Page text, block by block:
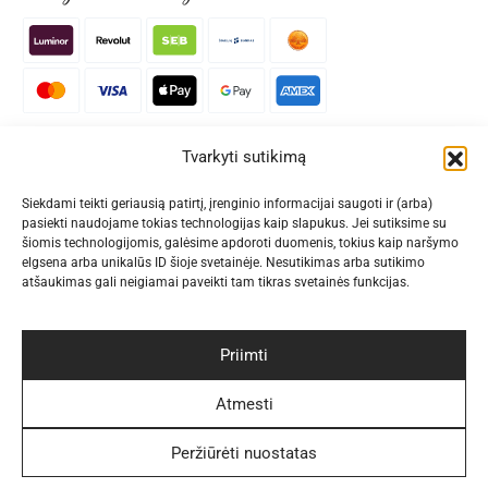
Tvarkyti sutikimą
Siekdami teikti geriausią patirtį, įrenginio informacijai saugoti ir (arba)
pasiekti naudojame tokias technologijas kaip slapukus. Jei sutiksime su
šiomis technologijomis, galėsime apdoroti duomenis, tokius kaip naršymo
elgsena arba unikalūs ID šioje svetainėje. Nesutikimas arba sutikimo
atšaukimas gali neigiamai paveikti tam tikras svetainės funkcijas.
Priimti
Atmesti
Peržiūrėti nuostatas
Patogūs pristatymo būdai
Sekite Mus
Naujienlaiškis